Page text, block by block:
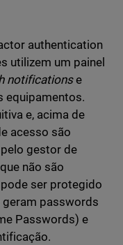
authentication
utilizem um painel
notificationse
equipamentos.
e, acima de
acesso são
gestor de
não são
ser protegido
geram passwords
Passwords) e